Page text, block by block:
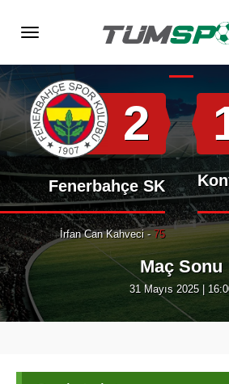
Hakem : Oğuzhan
2
Fenerbahçe SK
İrfan Can Kahveci - 75
Maç Sonu
31 Mayıs 2025 |